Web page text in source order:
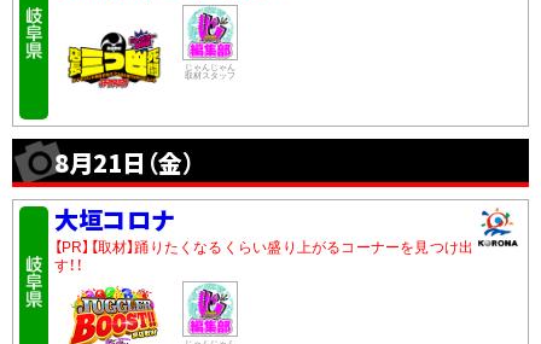
じゃんじゃん
取材スタッフ
8月21日（金）
大垣コロナ
【PR】【取材】踊りたくなるくらい盛り上がるコーナーを見つけ出
す！！